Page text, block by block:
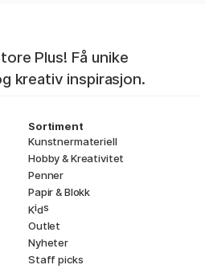
Plus! Få unike
kreativ inspirasjon.
Sortiment
Kunstnermateriell
Hobby & Kreativitet
Penner
Papir & Blokk
Kids
Outlet
Nyheter
Staff picks